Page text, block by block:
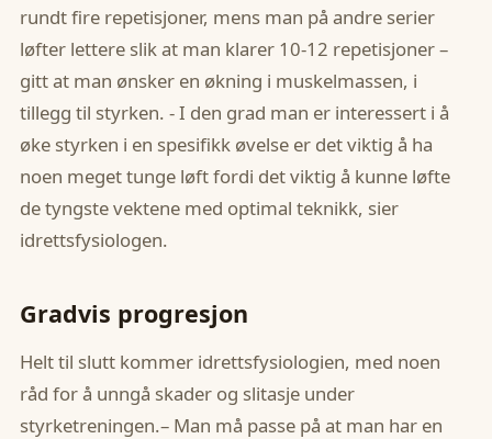
rundt fire repetisjoner, mens man på andre serier
løfter lettere slik at man klarer 10-12 repetisjoner –
gitt at man ønsker en økning i muskelmassen, i
tillegg til styrken. - I den grad man er interessert i å
øke styrken i en spesifikk øvelse er det viktig å ha
noen meget tunge løft fordi det viktig å kunne løfte
de tyngste vektene med optimal teknikk, sier
idrettsfysiologen.
Gradvis progresjon
Helt til slutt kommer idrettsfysiologien, med noen
råd for å unngå skader og slitasje under
styrketreningen.– Man må passe på at man har en